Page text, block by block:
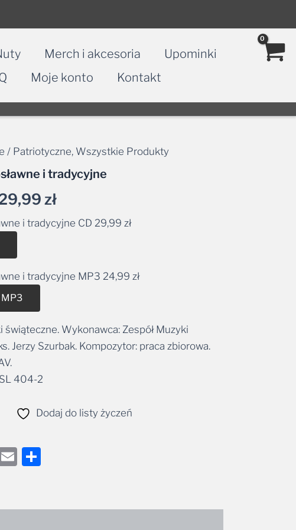
Merch i akcesoria
Upominki
Moje konto Kontakt
/ Patriotyczne, Wszystkie Produkty
i tradycyjne
zł
Zakres
cen:
24,99 zł
29,99 zł
i tradycyjne CD 29,99 zł
i tradycyjne MP3 24,99 zł
świąteczne. Wykonawca: Zespół Muzyki
Jerzy Szurbak. Kompozytor: praca zbiorowa.
404-2
Dodaj do listy życzeń
EmailShare